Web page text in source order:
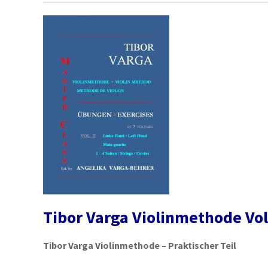
Tibor Varga Violinmethode
Tibor Varga Violinmethode – Praktischer Teil